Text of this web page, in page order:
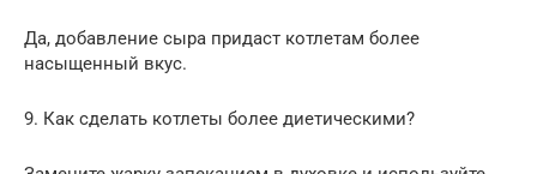
Да, добавление сыра придаст котлетам более
насыщенный вкус.
9. Как сделать котлеты более диетическими?